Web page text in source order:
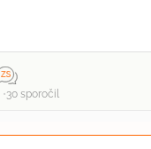
30 sporočil